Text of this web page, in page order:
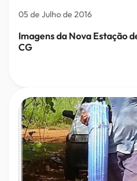
05 de Julho de 2016
Imagens da Nova Estação
CG